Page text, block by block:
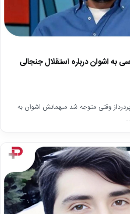
به اشوان درباره استقلال جنجالی
وقتی متوجه شد میهمانش اشوان به